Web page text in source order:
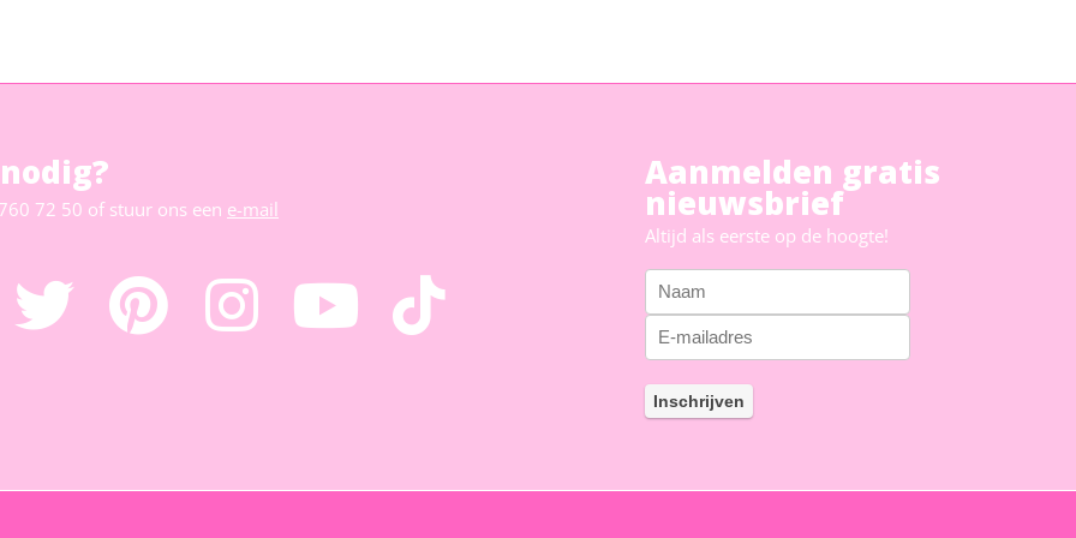
72 50 of stuur ons een e-mail
Aanmelden gratis
nieuwsbrief
Altijd als eerste op de hoogte!